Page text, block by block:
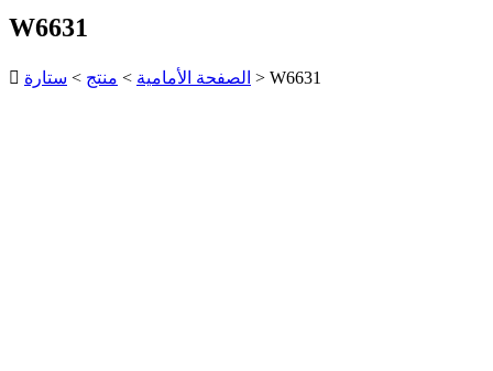
W6631
 الصفحة الأمامية > منتج > ستارة > W6631